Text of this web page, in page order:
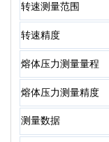
转速测量范围
转速精度
熔体压力测量量程
熔体压力测量精度
测量数据